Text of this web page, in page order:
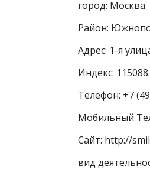
город: Москва
Район:
Адрес: 1-я
Индекс:
Телефон: +7
Мобильный
Сайт: http://
вид